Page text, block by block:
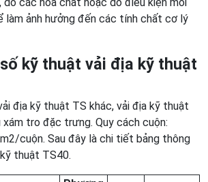
làm ảnh hưởng đến các tính chất cơ lý
kỹ thuật vải địa kỹ thuật
địa kỹ thuật TS khác, vải địa kỹ thuật
tro đặc trưng. Quy cách cuộn:
cuộn. Sau đây là chi tiết bảng thông
thuật TS40.